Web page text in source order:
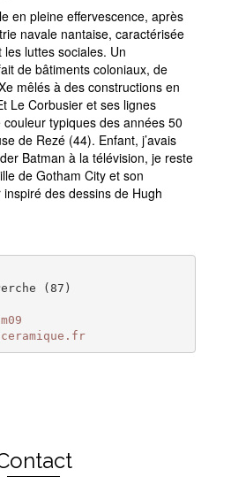
en pleine effervescence, après
navale nantaise, caractérisée
luttes sociales. Un
de bâtiments coloniaux, de
mêlés à des constructions en
Le Corbusier et ses lignes
typiques des années 50
de Rezé (44). Enfant, j’avais
Batman à la télévision, je reste
de Gotham City et son
des dessins de Hugh
(87)
ceramique.fr